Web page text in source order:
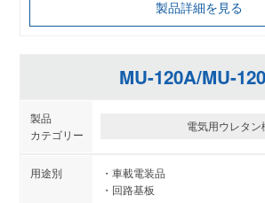
製品詳細を見る
MU-120A/MU-
電気用ウレタン
車載電装品
回路基板